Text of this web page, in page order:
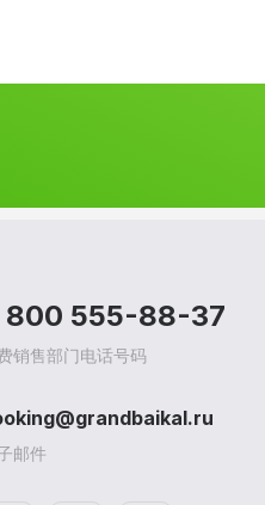
销售部门电话号码
800 555-88-37
邮件